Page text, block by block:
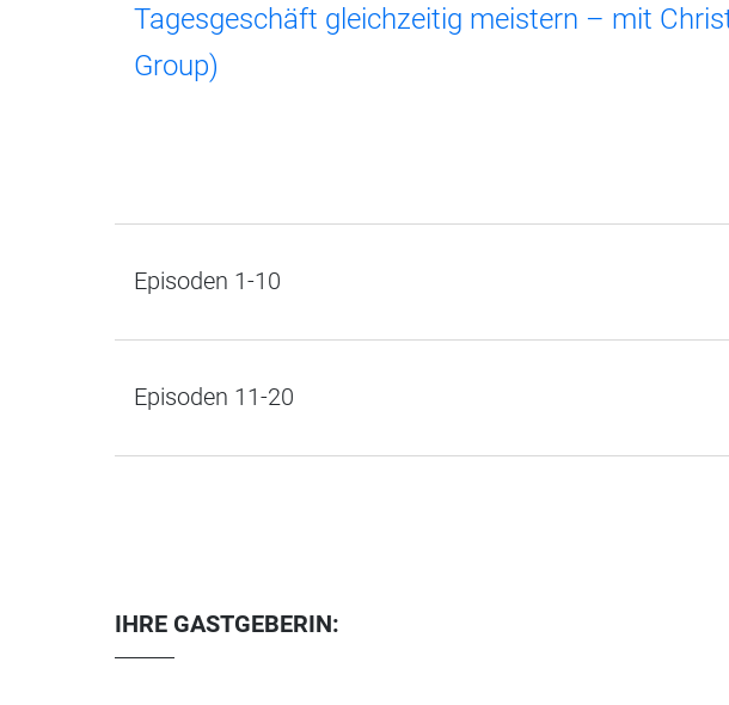
Tagesgeschäft gleichzeitig meistern – mit
Group)
Episoden 1-10
Episoden 11-20
IHRE GASTGEBERIN: